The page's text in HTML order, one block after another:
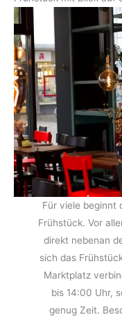
Für viele beginnt
Frühstück. Vor
direkt nebenan
sich das
Marktplatz
bis 14:00 Uhr,
genug Zeit.